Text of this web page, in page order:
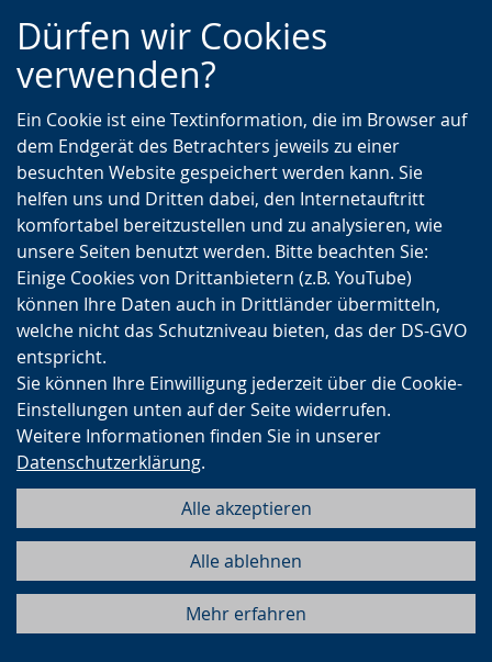
Zur
Hauptnavigation
Zur
Seitennavigation
Zum
Inhalt
Dürfen wir Cookies
verwenden?
Ein Cookie ist eine Textinformation, die im Browser auf
dem Endgerät des Betrachters jeweils zu einer
besuchten Website gespeichert werden kann. Sie
helfen uns und Dritten dabei, den Internetauftritt
komfortabel bereitzustellen und zu analysieren, wie
unsere Seiten benutzt werden. Bitte beachten Sie:
Einige Cookies von Drittanbietern (z.B. YouTube)
können Ihre Daten auch in Drittländer übermitteln,
welche nicht das Schutzniveau bieten, das der DS-GVO
entspricht.
Sie können Ihre Einwilligung jederzeit über die Cookie-
Einstellungen unten auf der Seite widerrufen.
Weitere Informationen finden Sie in unserer
Datenschutzerklärung.
Alle akzeptieren
Alle ablehnen
Mehr erfahren